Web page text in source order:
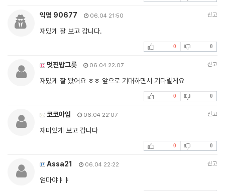
익명 90677 06.04 21:50 신고
재밌게 잘 보고 갑니다.
0 0
멋진밥그릇 06.04 22:07 신고
재밌게 잘 봤어요 ㅎㅎ 앞으로 기대하면서 기다릴게요
0 0
코코아임 06.04 22:07 신고
재미있게 보고 갑니다
0 0
Assa21 06.04 22:22 신고
엄마야ㅑㅑ